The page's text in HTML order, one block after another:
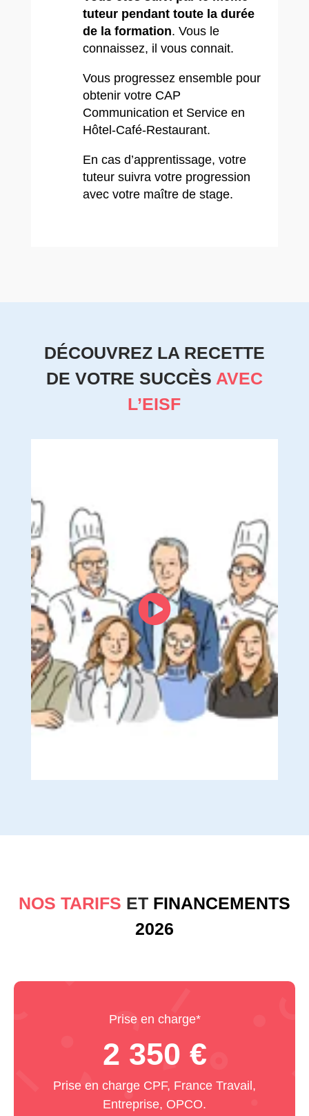
tuteur pendant toute la durée
de la formation. Vous le
connaissez, il vous connait.
Vous progressez ensemble pour
obtenir votre CAP
Communication et Service en
Hôtel-Café-Restaurant.
En cas d’apprentissage, votre
tuteur suivra votre progression
avec votre maître de stage.
DÉCOUVREZ LA RECETTE
DE VOTRE SUCCÈS AVEC
L’EISF
NOS TARIFS ET FINANCEMENTS
2026
Prise en charge*
2 350 €
Prise en charge CPF, France Travail,
Entreprise, OPCO.